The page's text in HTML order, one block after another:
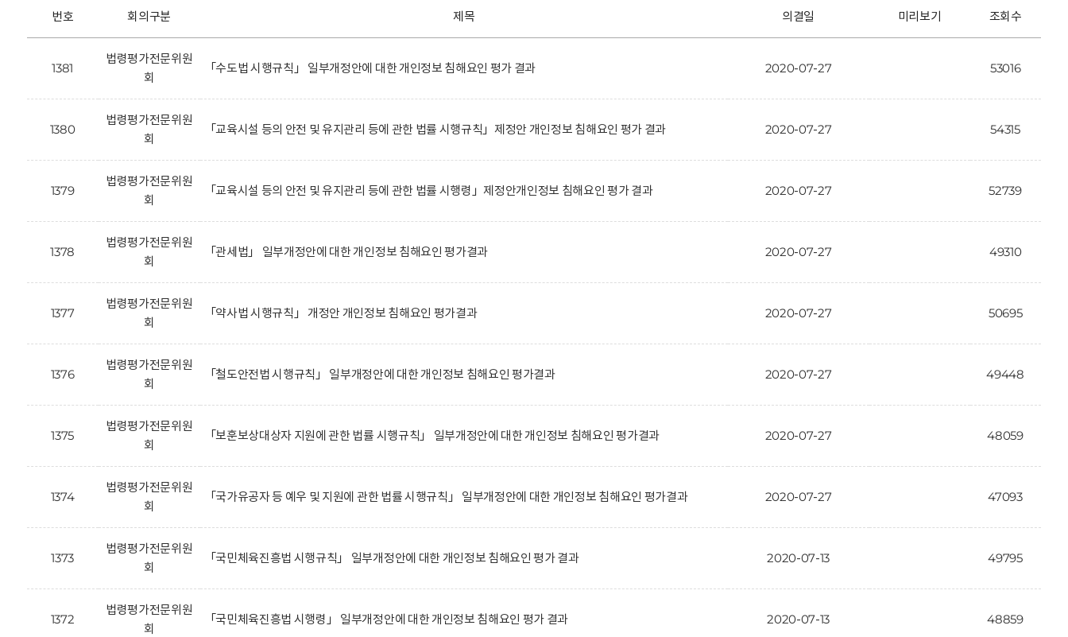
번호 회의구분 제목 의결일 미리보기 조회수
1381
법령평가전문위원
회
「수도법 시행규칙」 일부개정안에 대한 개인정보 침해요인 평가 결과 2020-07-27 53016
1380
법령평가전문위원
회
「교육시설 등의 안전 및 유지관리 등에 관한 법률 시행규칙」제정안 개인정보 침해요인 평가 결과 2020-07-27 54315
1379
법령평가전문위원
회
「교육시설 등의 안전 및 유지관리 등에 관한 법률 시행령」제정안개인정보 침해요인 평가 결과 2020-07-27 52739
1378
법령평가전문위원
회
「관세법」 일부개정안에 대한 개인정보 침해요인 평가결과 2020-07-27 49310
1377
법령평가전문위원
회
「약사법 시행규칙」 개정안 개인정보 침해요인 평가결과 2020-07-27 50695
1376
법령평가전문위원
회
「철도안전법 시행규칙」 일부개정안에 대한 개인정보 침해요인 평가결과 2020-07-27 49448
1375
법령평가전문위원
회
「보훈보상대상자 지원에 관한 법률 시행규칙」 일부개정안에 대한 개인정보 침해요인 평가결과 2020-07-27 48059
1374
법령평가전문위원
회
「국가유공자 등 예우 및 지원에 관한 법률 시행규칙」 일부개정안에 대한 개인정보 침해요인 평가결과 2020-07-27 47093
1373
법령평가전문위원
회
「국민체육진흥법 시행규칙」 일부개정안에 대한 개인정보 침해요인 평가 결과 2020-07-13 49795
1372
법령평가전문위원
회
「국민체육진흥법 시행령」 일부개정안에 대한 개인정보 침해요인 평가 결과 2020-07-13 48859